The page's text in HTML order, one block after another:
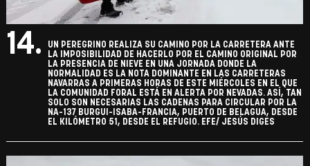
14.
UN PEREGRINO REALIZA SU CAMINO POR LA CARRETERA ANTE
LA IMPOSIBILIDAD DE HACERLO POR EL CAMINO ORIGINAL POR
LA PRESENCIA DE NIEVE EN UNA JORNADA DONDE LA
NORMALIDAD ES LA NOTA DOMINANTE EN LAS CARRETERAS
NAVARRAS A PRIMERAS HORAS DE ESTE MIÉRCOLES EN EL QUE
LA COMUNIDAD FORAL ESTÁ EN ALERTA POR NEVADAS. ASÍ, TAN
SOLO SON NECESARIAS LAS CADENAS PARA CIRCULAR POR LA
NA-137 BURGUI-ISABA-FRANCIA, PUERTO DE BELAGUA, DESDE
EL KILÓMETRO 51, DESDE EL REFUGIO. EFE/ JESÚS DIGES